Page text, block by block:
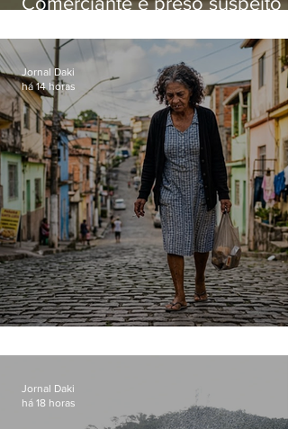
loja
Jornal Daki
há 14 horas
Jornal Daki
há 18 horas